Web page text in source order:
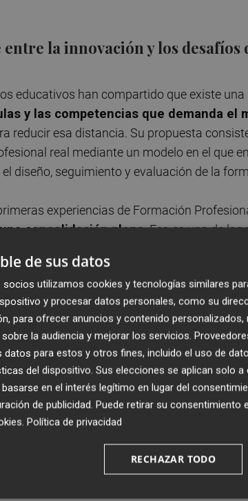
la innovación y los desafíos
educativos han compartido que existe una
y las competencias que demanda el
reducir esa distancia. Su propuesta
real mediante un modelo en el que
diseño, seguimiento y evaluación de la
experiencias de Formación
consolidación plena. Esa es una de las
del trabajo de 21 organizaciones y de
tutores y estudiantes.
últimos años, especialmente en
2024, el número de centros que
experimentado un crecimiento
Pero también advierte de que la
desde la FP hasta la universidad y el
de diferenciar claramente la
prácticas suelen limitarse a una
de sus datos
utilizamos cookies y tecnologías similares
y procesar datos personales, como su
para ofrecer anuncios y contenido
la audiencia y mejorar los servicios.
datos para estos y otros fines, incluido el uso de
del dispositivo. Sus elecciones se aplican solo a
en el interés legítimo en lugar del
de publicidad. Puede retirar su consentimiento
. Política de privacidad
RECHAZAR TODO